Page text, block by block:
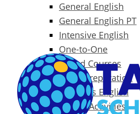
General English
General English PT
Intensive English
One-to-One
Specialized Courses
Exam Preparation
Business English
Packages & Activities